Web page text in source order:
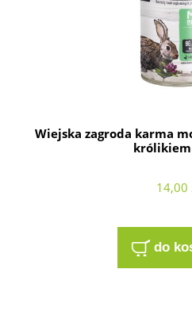
Wiejska zagroda karma
królikiem
14,00
do